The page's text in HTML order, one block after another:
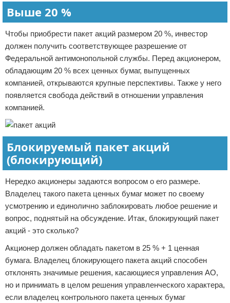
Выше 20 %
Чтобы приобрести пакет акций размером 20 %, инвестор
должен получить соответствующее разрешение от
Федеральной антимонопольной службы. Перед акционером,
обладающим 20 % всех ценных бумаг, выпущенных
компанией, открываются крупные перспективы. Также у него
появляется свобода действий в отношении управления
компанией.
Блокируемый пакет акций
(блокирующий)
Нередко акционеры задаются вопросом о его размере.
Владелец такого пакета ценных бумаг может по своему
усмотрению и единолично заблокировать любое решение и
вопрос, поднятый на обсуждение. Итак, блокирующий пакет
акций - это сколько?
Акционер должен обладать пакетом в 25 % + 1 ценная
бумага. Владелец блокирующего пакета акций способен
отклонять значимые решения, касающиеся управления АО,
но и принимать в целом решения управленческого характера,
если владелец контрольного пакета ценных бумаг